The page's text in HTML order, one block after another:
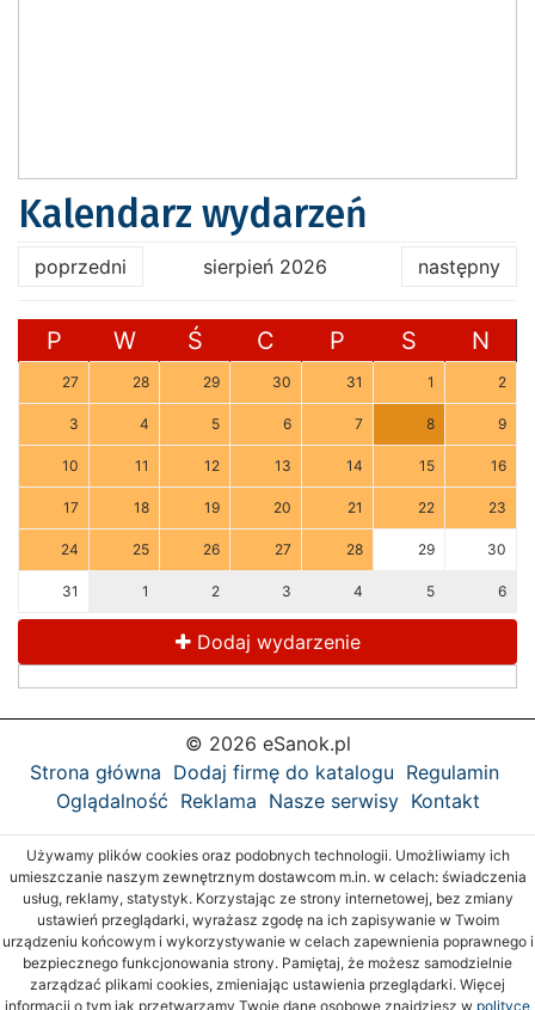
Kalendarz wydarzeń
poprzedni sierpień 2026 następny
P W Ś C P S N
27 28 29 30 31 1 2
3 4 5 6 7 8 9
10 11 12 13 14 15 16
17 18 19 20 21 22 23
24 25 26 27 28 29 30
31 1 2 3 4 5 6
Dodaj wydarzenie
© 2026 eSanok.pl
Strona główna Dodaj firmę do katalogu Regulamin
Oglądalność Reklama Nasze serwisy Kontakt
Używamy plików cookies oraz podobnych technologii. Umożliwiamy ich
umieszczanie naszym zewnętrznym dostawcom m.in. w celach: świadczenia
usług, reklamy, statystyk. Korzystając ze strony internetowej, bez zmiany
ustawień przeglądarki, wyrażasz zgodę na ich zapisywanie w Twoim
urządzeniu końcowym i wykorzystywanie w celach zapewnienia poprawnego i
bezpiecznego funkcjonowania strony. Pamiętaj, że możesz samodzielnie
zarządzać plikami cookies, zmieniając ustawienia przeglądarki. Więcej
informacji o tym jak przetwarzamy Twoje dane osobowe znajdziesz w polityce